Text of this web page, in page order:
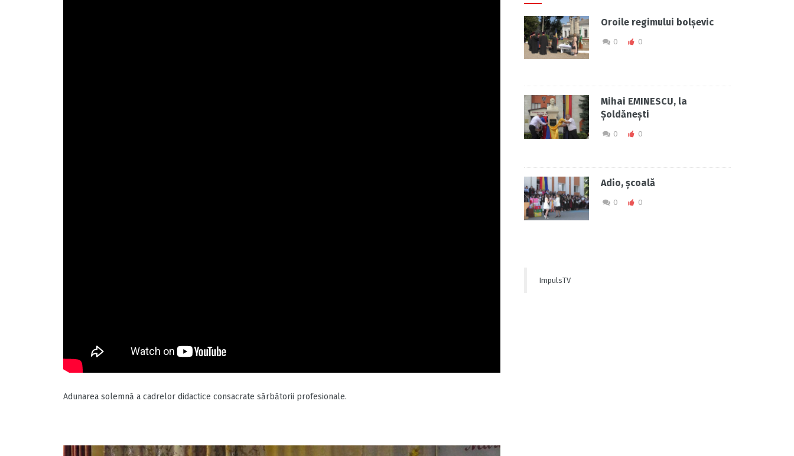
Adunarea solemnă a cadrelor didactice consacrate sărbătorii profesionale.
Oroile regimului bolșevic
0 0
Mihai EMINESCU, la
Șoldănești
0 0
Adio, școală
0 0
ImpulsTV